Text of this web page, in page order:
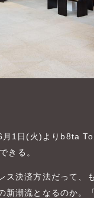
月1日(火)よりb8ta
きる。
決済方法だって、
新潮流となるのか。